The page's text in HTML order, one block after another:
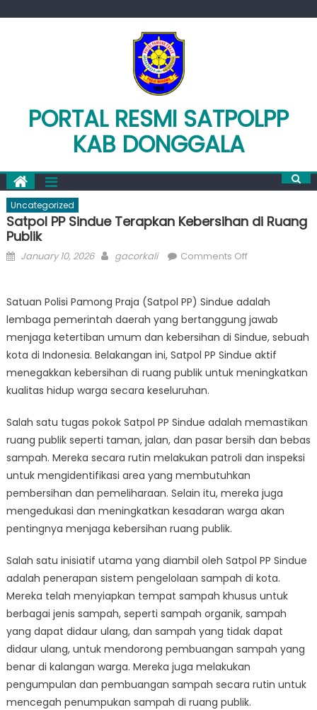
PORTAL RESMI SATPOLPP
KAB DONGGALA
Uncategorized
Satpol PP Sindue Terapkan Kebersihan di Ruang
Publik
Posted
January 10, 2026 Author
gacorkali Comments Offon
Sindue
Terapkan
Kebersihan
di
Ruang
Satuan Polisi Pamong Praja (Satpol PP) Sindue adalah
lembaga pemerintah daerah yang bertanggung jawab
menjaga ketertiban umum dan kebersihan di Sindue, sebuah
kota di Indonesia. Belakangan ini, Satpol PP Sindue aktif
menegakkan kebersihan di ruang publik untuk meningkatkan
kualitas hidup warga secara keseluruhan.
Salah satu tugas pokok Satpol PP Sindue adalah memastikan
ruang publik seperti taman, jalan, dan pasar bersih dan bebas
sampah. Mereka secara rutin melakukan patroli dan inspeksi
untuk mengidentifikasi area yang membutuhkan
pembersihan dan pemeliharaan. Selain itu, mereka juga
mengedukasi dan meningkatkan kesadaran warga akan
pentingnya menjaga kebersihan ruang publik.
Salah satu inisiatif utama yang diambil oleh Satpol PP Sindue
adalah penerapan sistem pengelolaan sampah di kota.
Mereka telah menyiapkan tempat sampah khusus untuk
berbagai jenis sampah, seperti sampah organik, sampah
yang dapat didaur ulang, dan sampah yang tidak dapat
didaur ulang, untuk mendorong pembuangan sampah yang
benar di kalangan warga. Mereka juga melakukan
pengumpulan dan pembuangan sampah secara rutin untuk
mencegah penumpukan sampah di ruang publik.